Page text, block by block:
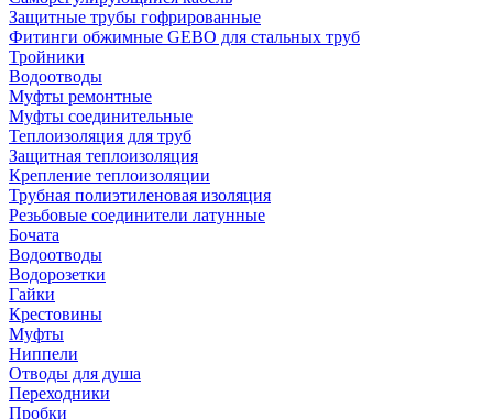
Защитные трубы гофрированные
Фитинги обжимные GEBO для стальных труб
Тройники
Водоотводы
Муфты ремонтные
Муфты соединительные
Теплоизоляция для труб
Защитная теплоизоляция
Крепление теплоизоляции
Трубная полиэтиленовая изоляция
Резьбовые соединители латунные
Бочата
Водоотводы
Водорозетки
Гайки
Крестовины
Муфты
Ниппели
Отводы для душа
Переходники
Пробки